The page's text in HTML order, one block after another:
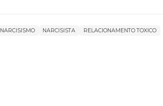
NARCISISMO NARCISISTA RELACIONAMENTO TOXICO